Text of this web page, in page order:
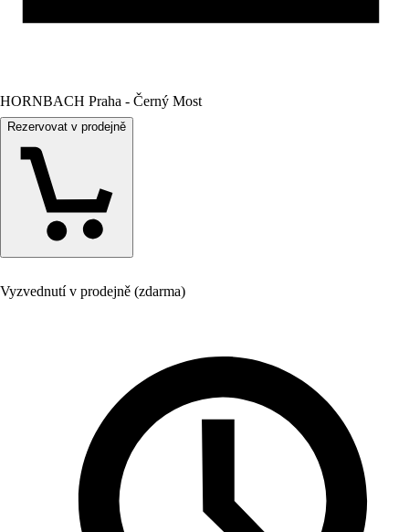
HORNBACH Praha - Černý Most
Rezervovat v prodejně
Vyzvednutí v prodejně (zdarma)